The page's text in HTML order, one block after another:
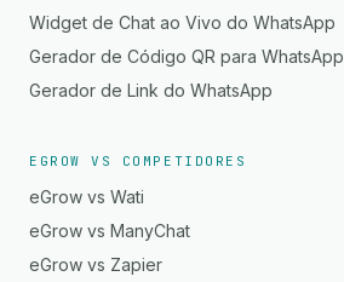
Widget de Chat ao Vivo do WhatsApp
Gerador de Código QR para WhatsApp
Gerador de Link do WhatsApp
EGROW VS COMPETIDORES
eGrow vs Wati
eGrow vs ManyChat
eGrow vs Zapier